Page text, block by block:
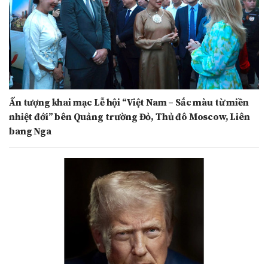
Ấn tượng khai mạc Lễ hội “Việt Nam – Sắc màu từ miền
nhiệt đới” bên Quảng trường Đỏ, Thủ đô Moscow, Liên
bang Nga